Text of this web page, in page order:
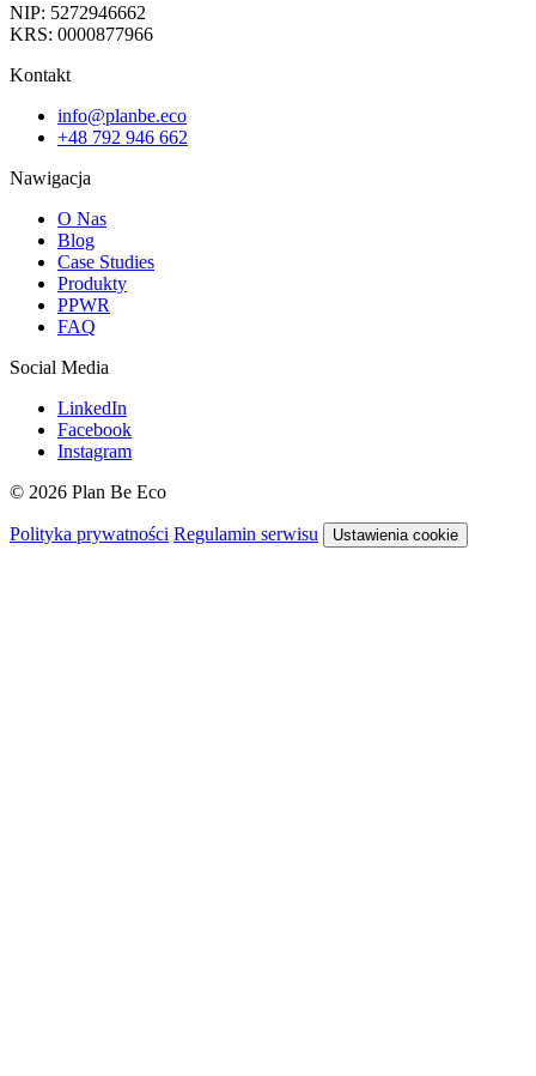
NIP: 5272946662
KRS: 0000877966
Kontakt
info@planbe.eco
+48 792 946 662
Nawigacja
O Nas
Blog
Case Studies
Produkty
PPWR
FAQ
Social Media
LinkedIn
Facebook
Instagram
© 2026 Plan Be Eco
Polityka prywatności Regulamin serwisu Ustawienia cookie